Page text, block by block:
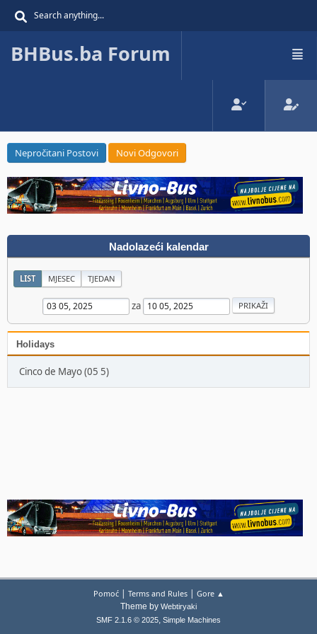
BHBus.ba Forum
Nepročitani Postovi Novi Odgovori
Nadolazeći kalendar
LIST MJESEC TJEDAN
za
Holidays
Cinco de Mayo (05 5)
Pomoć| Terms and Rules| Gore ▲
Theme by Webtiryaki
SMF 2.1.6 © 2025, Simple Machines